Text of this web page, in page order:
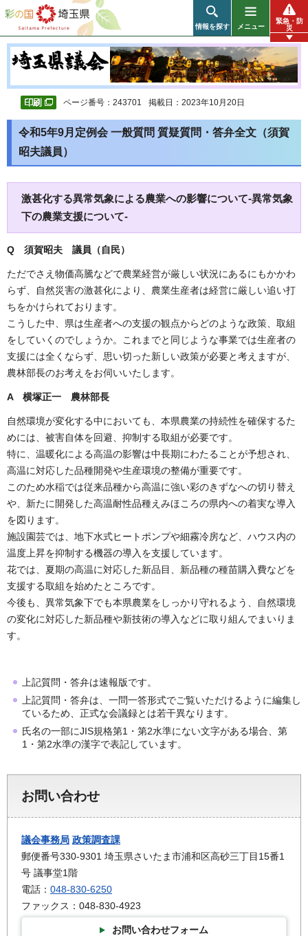
彩の国 埼玉県
情報を探す メニュー
緊急・防
災
ページ番号：243701 掲載日：2023年10月20日
令和5年9月定例会 一般質問 質疑質問・答弁全文（須賀
昭夫議員）
激甚化する異常気象による農業への影響について-異常気象
下の農業支援について-
Q 須賀昭夫 議員（自民）
ただでさえ物価高騰などで農業経営が厳しい状況にあるにもかかわ
らず、自然災害の激甚化により、農業生産者は経営に厳しい追い打
ちをかけられております。
こうした中、県は生産者への支援の観点からどのような政策、取組
をしていくのでしょうか。これまでと同じような事業では生産者の
支援には全くならず、思い切った新しい政策が必要と考えますが、
農林部長のお考えをお伺いいたします。
A 横塚正一 農林部長
自然環境が変化する中においても、本県農業の持続性を確保するた
めには、被害自体を回避、抑制する取組が必要です。
特に、温暖化による高温の影響は中長期にわたることが予想され、
高温に対応した品種開発や生産環境の整備が重要です。
このため水稲では従来品種から高温に強い彩のきずなへの切り替え
や、新たに開発した高温耐性品種えみほころの県内への着実な導入
を図ります。
施設園芸では、地下水式ヒートポンプや細霧冷房など、ハウス内の
温度上昇を抑制する機器の導入を支援しています。
花では、夏期の高温に対応した新品目、新品種の種苗購入費などを
支援する取組を始めたところです。
今後も、異常気象下でも本県農業をしっかり守れるよう、自然環境
の変化に対応した新品種や新技術の導入などに取り組んでまいりま
す。
上記質問・答弁は速報版です。
上記質問・答弁は、一問一答形式でご覧いただけるように編集し
ているため、正式な会議録とは若干異なります。
氏名の一部にJIS規格第1・第2水準にない文字がある場合、第
1・第2水準の漢字で表記しています。
お問い合わせ
議会事務局 政策調査課
郵便番号330-9301 埼玉県さいたま市浦和区高砂三丁目15番1
号 議事堂1階
電話： 048-830-6250
ファックス：048-830-4923
お問い合わせフォーム